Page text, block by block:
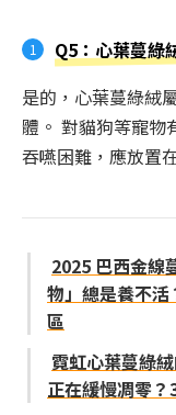
Q5：心葉蔓綠
是的，心葉蔓綠絨
體。 對貓狗等寵物
吞嚥困難，應放置
2025 巴西金線
物」總是養不
區
霓虹心葉蔓綠
正在緩慢凋零